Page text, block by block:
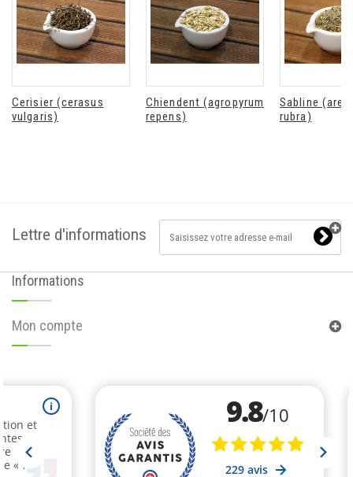
Cerisier (cerasus
vulgaris)
Chiendent (agropyrum
repens)
Sabline
rubra)
Lettre d'informations
Informations
Mon compte